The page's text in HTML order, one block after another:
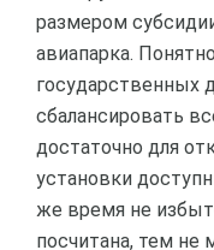
размером
авиапарка.
сбалансировать
достаточно для
установки
же время не
посчитана, тем не